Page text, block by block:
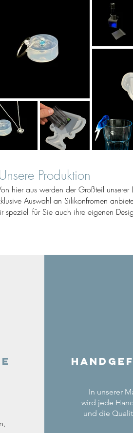
Unsere Produktion
hier aus werden der Großteil
Auswahl an Silikonfromen
speziell für Sie auch ihre eigenen
In unserer
wird jede
und die